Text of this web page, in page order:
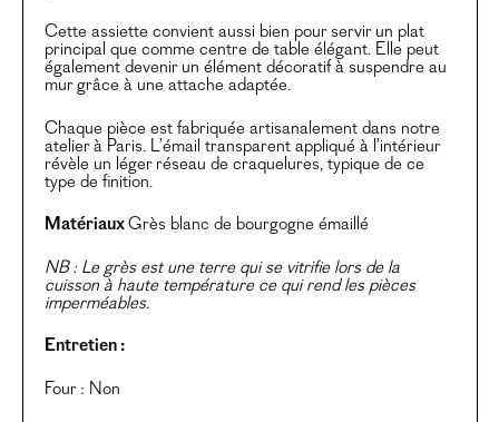
Cette assiette convient aussi bien pour servir un plat
principal que comme centre de table élégant. Elle peut
également devenir un élément décoratif à suspendre au
mur grâce à une attache adaptée.
Chaque pièce est fabriquée artisanalement dans notre
atelier à Paris. L’émail transparent appliqué à l’intérieur
révèle un léger réseau de craquelures, typique de ce
type de finition.
MatériauxGrès blanc de bourgogne émaillé
NB : Le grès est une terre qui se vitrifie lors de la
cuisson à haute température ce qui rend les pièces
imperméables.
Entretien :
Four : Non